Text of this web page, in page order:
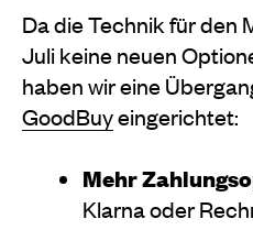
Da die Technik für den
Juli keine neuen
haben wir eine
GoodBuyeingerichtet:
Mehr
Klarna oder